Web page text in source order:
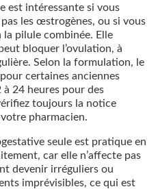
est intéressante si vous
les œstrogènes, ou si vous
pilule combinée. Elle
bloquer l’ovulation, à
Selon la formulation, le
certaines anciennes
24 heures pour des
toujours la notice
pharmacien.
seule est pratique en
car elle n’affecte pas
devenir irréguliers ou
imprévisibles, ce qui est